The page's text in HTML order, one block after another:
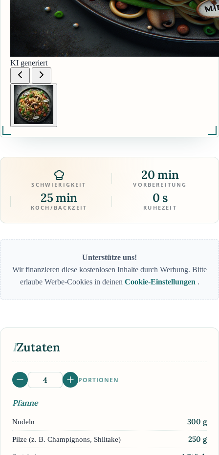
KI generiert
SCHWIERIGKEIT
20 min
VORBEREITUNG
25 min
KOCH/BACKZEIT
0 s
RUHEZEIT
Unterstütze uns!
Wir finanzieren diese kostenlosen Inhalte durch Werbung. Bitte
erlaube Werbe-Cookies in deinen Cookie-Einstellungen .
IZutaten
PORTIONEN
Pfanne
Nudeln 300 g
Pilze (z. B. Champignons, Shiitake) 250 g